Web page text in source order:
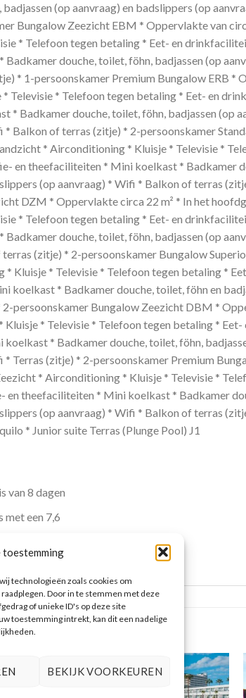
toestemming
technologieën zoals cookies om
Door in te stemmen met deze
of unieke ID's op deze site
toestemming intrekt, kan dit een nadelige
BEKIJK VOORKEUREN
(op aanvraag) en badslippers (op
Bungalow Zeezicht EBM * Oppervlakte van
* Telefoon tegen betaling * Eet- en
douche, toilet, föhn, badjassen (op
* 1-persoonskamer Premium Bungalow ERB *
* Televisie * Telefoon tegen betaling * Eet- en
* Badkamer douche, toilet, föhn, badjassen (op
Balkon of terras (zitje) * 2-persoonskamer
* Airconditioning * Kluisje * Televisie *
en theefaciliteiten * Mini koelkast * Badkamer
(op aanvraag) * Wifi * Balkon of terras
DZM * Oppervlakte circa 22 m² * In het
* Telefoon tegen betaling * Eet- en
douche, toilet, föhn, badjassen (op
(zitje) * 2-persoonskamer Bungalow
* Kluisje * Televisie * Telefoon tegen betaling *
koelkast * Badkamer douche, toilet, föhn en
persoonskamer Bungalow Zeezicht DBM *
Kluisje * Televisie * Telefoon tegen betaling *
* Badkamer douche, toilet, föhn,
Terras (zitje) * 2-persoonskamer Premium
* Airconditioning * Kluisje * Televisie *
theefaciliteiten * Mini koelkast * Badkamer
(op aanvraag) * Wifi * Balkon of terras
* Junior suite Terras (Plunge Pool) J1
van 8 dagen
met een 7,6